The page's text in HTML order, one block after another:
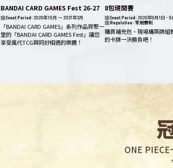
BANDAI CARD GAMES Fest 26-27
Event Period:2026年10月 ～ 2027年3月
「BANDAI CARD GAMES」系列作品齊聚一
堂的​「BANDAI CARD GAMES Fest」讓您
享受萬代TCG與同好相遇的樂趣！​
8包現開賽
Event Period:2026年9月1日 ~ 9
Regulation: 常規賽制
購買補充包、現場構築牌組
的卡牌一決勝負吧！
ONE